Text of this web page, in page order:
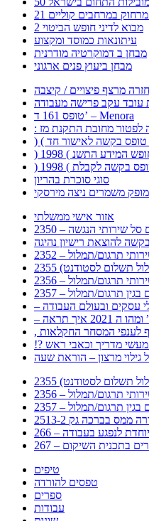
מרחוק במרחבים קוליים
מבוא לדיני חופש הביטוי 2
עיתונאות כמוסד ומקצוע
מבחן ב דמוקרטיה מודרנית
מבחן ביעוץ פנים ארגוני
טופס 161 ד’ – Menora
סוגי סוכרת בהריון
משמרים ניצה מירסקי
אזור אישי ממשלתי
סל שירותי הנגשה
שירותי תרגום/תמלול
תשלום לסטודנט)
שירותי תרגום/תמלול
בגין תרגום/תמלול
איך תראה
מעשי מדריך וכאבי ראש
גילוי מרצון – הוראת שעה
תשלום לסטודנט)
שירותי תרגום/תמלול
בגין תרגום/תמלול
לנפגע בעבודה
בתכנית השיקום
טיפים
טפסים להורדה
ספרים
עבודות